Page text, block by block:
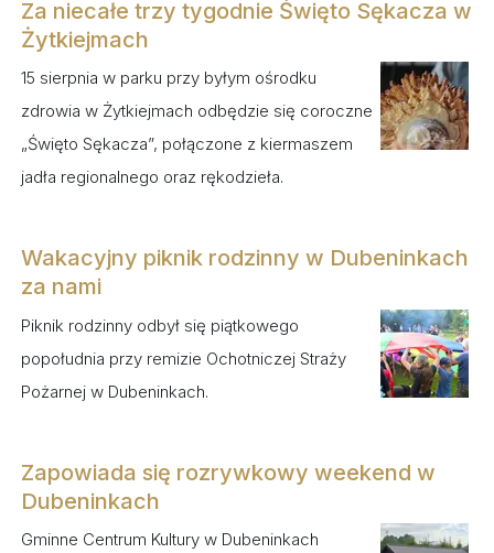
Za niecałe trzy tygodnie Święto Sękacza w
Żytkiejmach
15 sierpnia w parku przy byłym ośrodku
zdrowia w Żytkiejmach odbędzie się coroczne
„Święto Sękacza”, połączone z kiermaszem
jadła regionalnego oraz rękodzieła.
Wakacyjny piknik rodzinny w Dubeninkach
za nami
Piknik rodzinny odbył się piątkowego
popołudnia przy remizie Ochotniczej Straży
Pożarnej w Dubeninkach.
Zapowiada się rozrywkowy weekend w
Dubeninkach
Gminne Centrum Kultury w Dubeninkach